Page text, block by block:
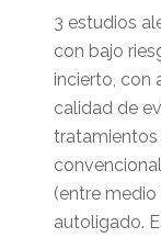
3 estudios
con bajo
incierto, con
calidad de
(entre
autoligado.